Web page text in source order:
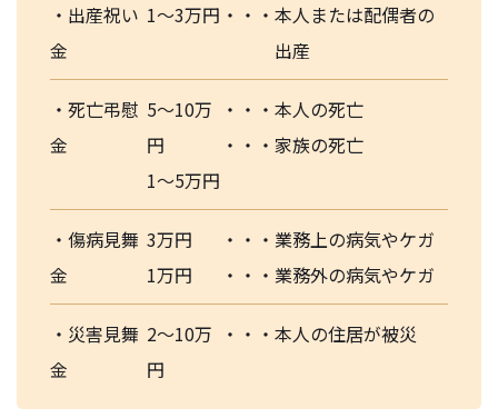
・出産祝い
金
1～3万円 ・・・ 本人または配偶者の
出産
・死亡弔慰
金
5～10万
円
1～5万円
・・・
・・・
本人の死亡
家族の死亡
・傷病見舞
金
3万円
1万円
・・・
・・・
業務上の病気やケガ
業務外の病気やケガ
・災害見舞
金
2～10万
円
・・・ 本人の住居が被災